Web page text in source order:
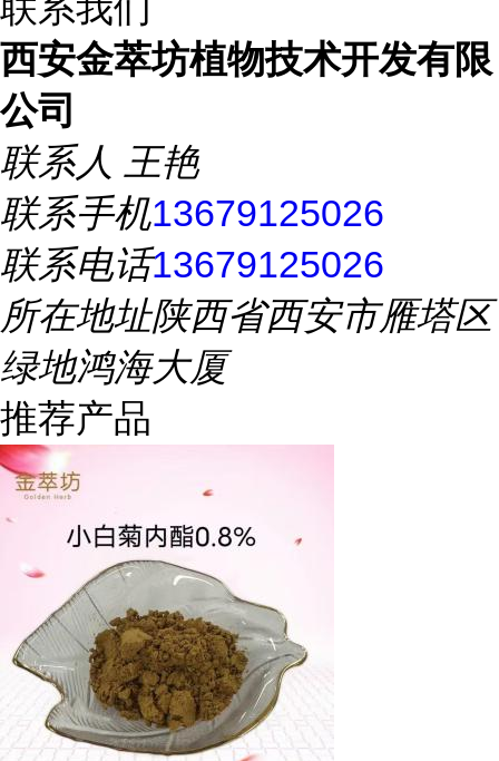
西安金萃坊植物技术开发有限
公司
联系人 王艳
联系手机13679125026
联系电话13679125026
所在地址陕西省西安市雁塔区
绿地鸿海大厦
推荐产品